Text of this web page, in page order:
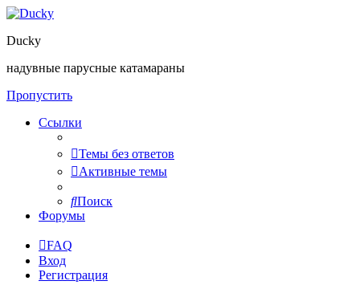
Ducky
надувные парусные катамараны
Пропустить
Ссылки
Темы без ответов
Активные темы
Поиск
Форумы
FAQ
Вход
Регистрация